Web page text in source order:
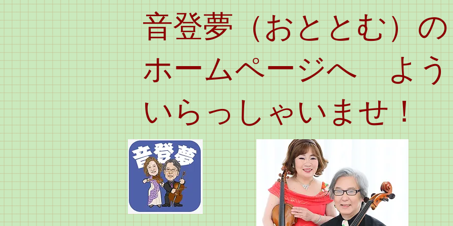
​音登夢（おととむ）の
ホームページへ よ
いらっしゃいませ！